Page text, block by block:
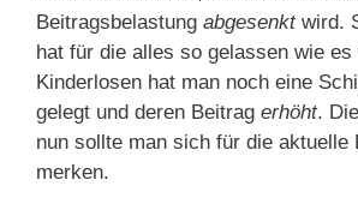
Beitragsbelastung abgesenktwird.
hat für die alles so gelassen wie es
Kinderlosen hat man noch eine
gelegt und deren Beitrag erhöht.
nun sollte man sich für die aktuelle
merken.